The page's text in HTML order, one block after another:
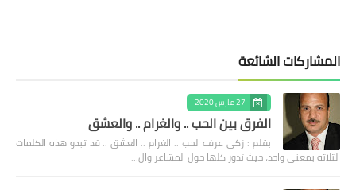
المشاركات الشائعة
27 مارس 2020
الفرق بين الحب .. والغرام .. والعشق
بقلم : زكى عرفه الحب .. الغرام .. العشق .. قد تبدو هذه الكلمات
الثلاثه بمعنى واحد، حيث تدور كلها حول المشاعر وال…